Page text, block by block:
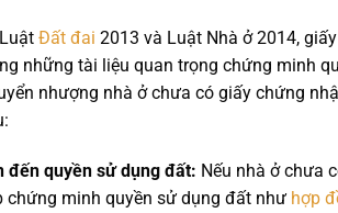
Đất đai 2013 và Luật Nhà ở 2014,
những tài liệu quan trọng chứng minh
nhượng nhà ở chưa có giấy chứng
đến quyền sử dụng đất: Nếu nhà ở chưa
chứng minh quyền sử dụng đất nhưhợp